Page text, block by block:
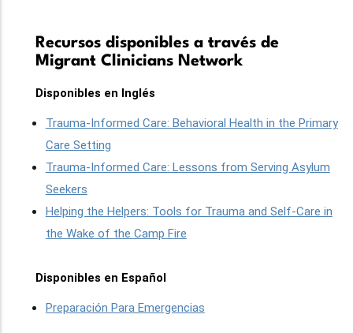
Recursos disponibles a través de
Migrant Clinicians Network
Disponibles en Inglés
Trauma-Informed Care: Behavioral Health in the Primary
Care Setting
Trauma-Informed Care: Lessons from Serving Asylum
Seekers
Helping the Helpers: Tools for Trauma and Self-Care in
the Wake of the Camp Fire
Disponibles en Español
Preparación Para Emergencias